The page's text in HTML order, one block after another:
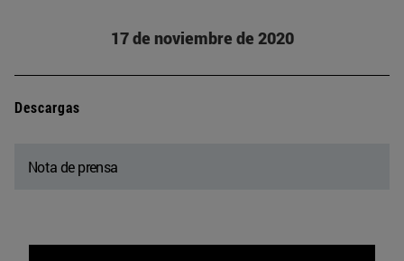
17 de noviembre de 2020
Descargas
Nota de prensa